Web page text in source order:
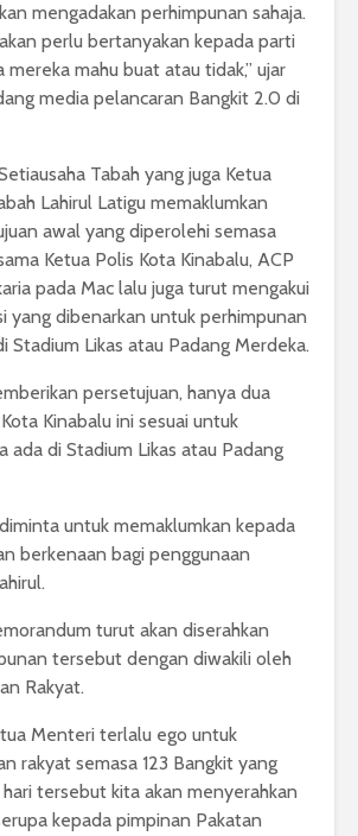
mengadakan perhimpunan sahaja.
perlu bertanyakan kepada parti
mereka mahu buat atau tidak,” ujar
media pelancaran Bangkit 2.0 di
Tabah yang juga Ketua
Lahirul Latigu memaklumkan
awal yang diperolehi semasa
Ketua Polis Kota Kinabalu, ACP
pada Mac lalu juga turut mengakui
yang dibenarkan untuk perhimpunan
Stadium Likas atau Padang Merdeka.
persetujuan, hanya dua
Kinabalu ini sesuai untuk
ada di Stadium Likas atau Padang
untuk memaklumkan kepada
berkenaan bagi penggunaan
turut akan diserahkan
tersebut dengan diwakili oleh
Rakyat.
Menteri terlalu ego untuk
rakyat semasa 123 Bangkit yang
tersebut kita akan menyerahkan
kepada pimpinan Pakatan